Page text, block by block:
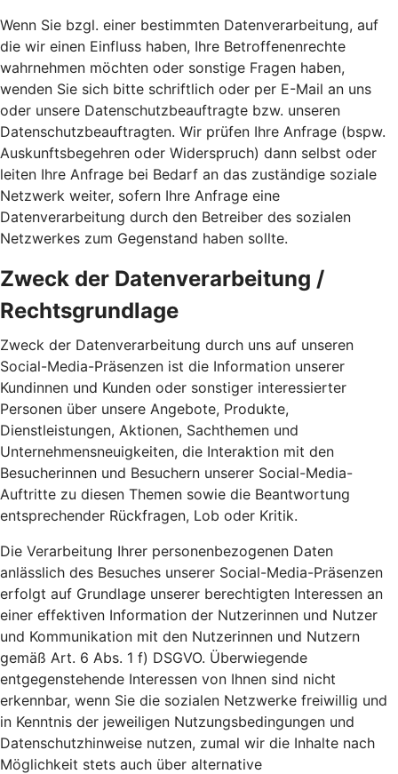
Wenn Sie bzgl. einer bestimmten Datenverarbeitung, auf
die wir einen Einfluss haben, Ihre Betroffenenrechte
wahrnehmen möchten oder sonstige Fragen haben,
wenden Sie sich bitte schriftlich oder per E-Mail an uns
oder unsere Datenschutzbeauftragte bzw. unseren
Datenschutzbeauftragten. Wir prüfen Ihre Anfrage (bspw.
Auskunftsbegehren oder Widerspruch) dann selbst oder
leiten Ihre Anfrage bei Bedarf an das zuständige soziale
Netzwerk weiter, sofern Ihre Anfrage eine
Datenverarbeitung durch den Betreiber des sozialen
Netzwerkes zum Gegenstand haben sollte.
Zweck der Datenverarbeitung /
Rechtsgrundlage
Zweck der Datenverarbeitung durch uns auf unseren
Social-Media-Präsenzen ist die Information unserer
Kundinnen und Kunden oder sonstiger interessierter
Personen über unsere Angebote, Produkte,
Dienstleistungen, Aktionen, Sachthemen und
Unternehmensneuigkeiten, die Interaktion mit den
Besucherinnen und Besuchern unserer Social-Media-
Auftritte zu diesen Themen sowie die Beantwortung
entsprechender Rückfragen, Lob oder Kritik.
Die Verarbeitung Ihrer personenbezogenen Daten
anlässlich des Besuches unserer Social-Media-Präsenzen
erfolgt auf Grundlage unserer berechtigten Interessen an
einer effektiven Information der Nutzerinnen und Nutzer
und Kommunikation mit den Nutzerinnen und Nutzern
gemäß Art. 6 Abs. 1 f) DSGVO. Überwiegende
entgegenstehende Interessen von Ihnen sind nicht
erkennbar, wenn Sie die sozialen Netzwerke freiwillig und
in Kenntnis der jeweiligen Nutzungsbedingungen und
Datenschutzhinweise nutzen, zumal wir die Inhalte nach
Möglichkeit stets auch über alternative